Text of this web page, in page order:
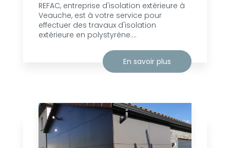
REFAC, entreprise d'isolation extérieure à
Veauche, est à votre service pour
effectuer des travaux d'isolation
extérieure en polystyrène....
En savoir plus